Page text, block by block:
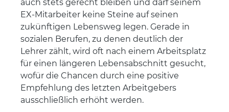
auch stets gerecht bleiben und darf seinem
EX-Mitarbeiter keine Steine auf seinen
zukünftigen Lebensweg legen. Gerade in
sozialen Berufen, zu denen deutlich der
Lehrer zählt, wird oft nach einem Arbeitsplatz
für einen längeren Lebensabschnitt gesucht,
wofür die Chancen durch eine positive
Empfehlung des letzten Arbeitgebers
ausschließlich erhöht werden.